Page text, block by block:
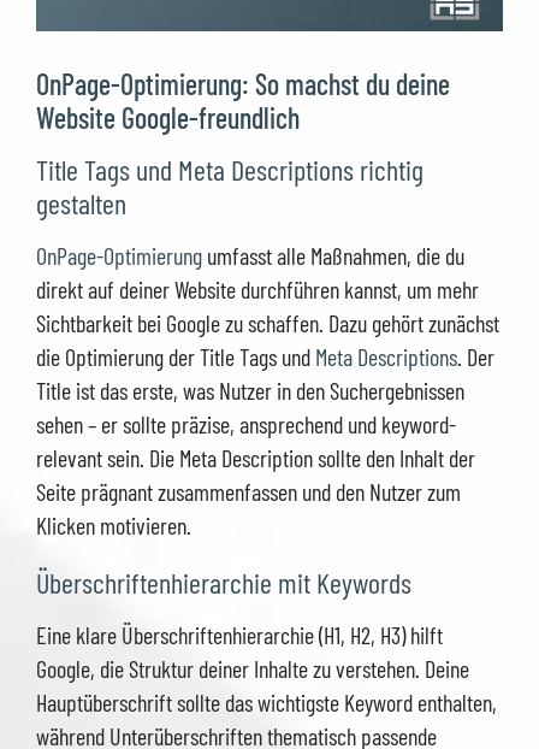
OnPage-Optimierung: So machst du deine
Website Google-freundlich
Title Tags und Meta Descriptions richtig
gestalten
OnPage-Optimierungumfasst alle Maßnahmen, die du
direkt auf deiner Website durchführen kannst, um mehr
Sichtbarkeit bei Google zu schaffen. Dazu gehört zunächst
die Optimierung der Title Tags und Meta Descriptions. Der
Title ist das erste, was Nutzer in den Suchergebnissen
sehen – er sollte präzise, ansprechend und keyword-
relevant sein. Die Meta Description sollte den Inhalt der
Seite prägnant zusammenfassen und den Nutzer zum
Klicken motivieren.
Überschriftenhierarchie mit Keywords
Eine klare Überschriftenhierarchie (H1, H2, H3) hilft
Google, die Struktur deiner Inhalte zu verstehen. Deine
Hauptüberschrift sollte das wichtigste Keyword enthalten,
während Unterüberschriften thematisch passende